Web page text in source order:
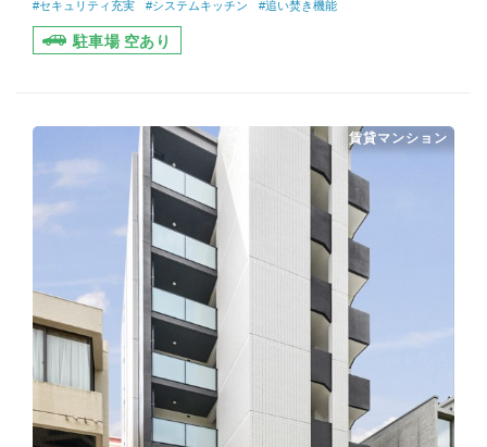
#セキュリティ充実 #システムキッチン #追い焚き機能
駐車場 空あり
賃貸マンション